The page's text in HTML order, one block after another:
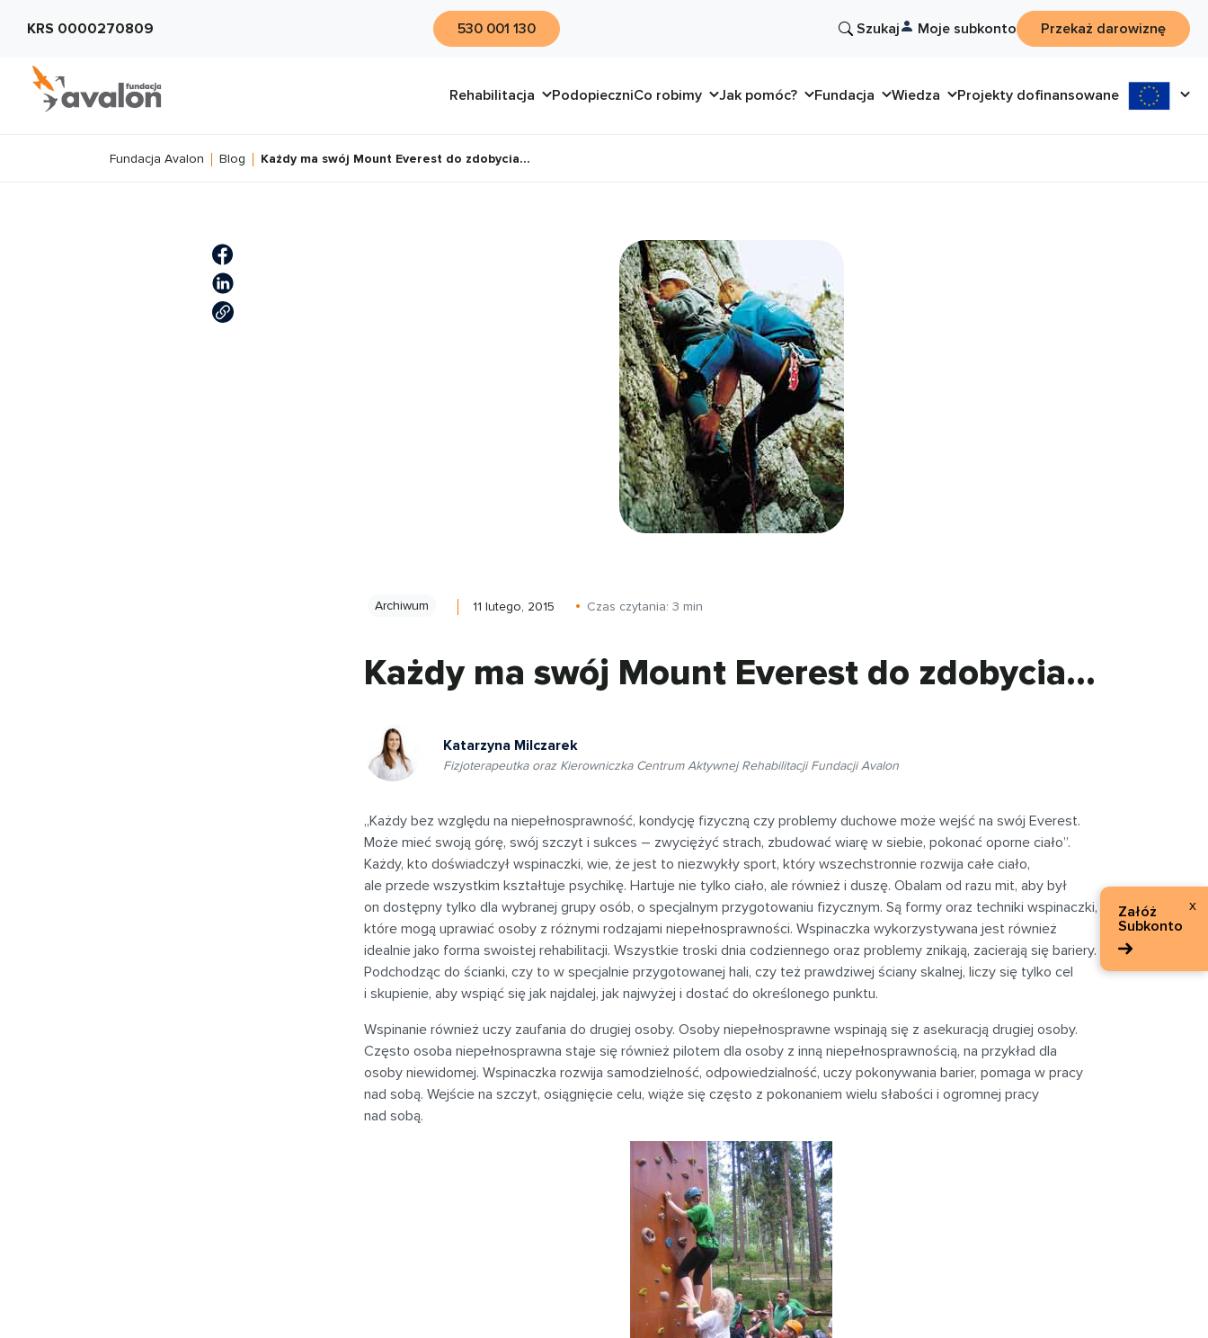
Załóż
Subkonto
x
KRS 0000270809 530 001 130 Szukaj Moje subkonto Przekaż darowiznę
Rehabilitacja PodopieczniCo robimy Jak pomóc? Fundacja Wiedza Projekty dofinansowane
Fundacja Avalon Blog Każdy ma swój Mount Everest do zdobycia…
Archiwum 11 lutego, 2015 Czas czytania: 3 min
Każdy ma swój Mount Everest do zdobycia…
Katarzyna Milczarek
Fizjoterapeutka oraz Kierowniczka Centrum Aktywnej Rehabilitacji Fundacji Avalon
„Każdy bez względu na niepełnosprawność, kondycję fizyczną czy problemy duchowe może wejść na swój Everest.
Może mieć swoją górę, swój szczyt i sukces – zwyciężyć strach, zbudować wiarę w siebie, pokonać oporne ciało”.
Każdy, kto doświadczył wspinaczki, wie, że jest to niezwykły sport, który wszechstronnie rozwija całe ciało,
ale przede wszystkim kształtuje psychikę. Hartuje nie tylko ciało, ale również i duszę. Obalam od razu mit, aby był
on dostępny tylko dla wybranej grupy osób, o specjalnym przygotowaniu fizycznym. Są formy oraz techniki wspinaczki,
które mogą uprawiać osoby z różnymi rodzajami niepełnosprawności. Wspinaczka wykorzystywana jest również
idealnie jako forma swoistej rehabilitacji. Wszystkie troski dnia codziennego oraz problemy znikają, zacierają się bariery.
Podchodząc do ścianki, czy to w specjalnie przygotowanej hali, czy też prawdziwej ściany skalnej, liczy się tylko cel
i skupienie, aby wspiąć się jak najdalej, jak najwyżej i dostać do określonego punktu.
Wspinanie również uczy zaufania do drugiej osoby. Osoby niepełnosprawne wspinają się z asekuracją drugiej osoby.
Często osoba niepełnosprawna staje się również pilotem dla osoby z inną niepełnosprawnością, na przykład dla
osoby niewidomej. Wspinaczka rozwija samodzielność, odpowiedzialność, uczy pokonywania barier, pomaga w pracy
nad sobą. Wejście na szczyt, osiągnięcie celu, wiąże się często z pokonaniem wielu słabości i ogromnej pracy
nad sobą.